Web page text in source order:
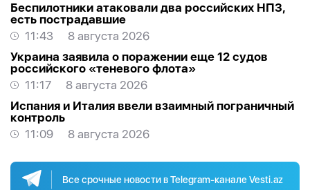
Беспилотники атаковали два российских НПЗ,
есть пострадавшие
11:43
8 августа 2026
Украина заявила о поражении еще 12 судов
российского «теневого флота»
11:17
8 августа 2026
Испания и Италия ввели взаимный пограничный
контроль
11:09
8 августа 2026
Все срочные новости в Telegram-канале Vesti.az